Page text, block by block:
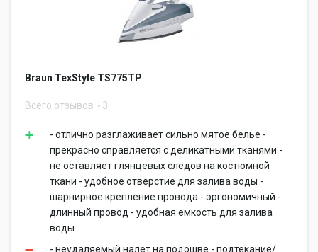
Braun TexStyle TS775TP
Всего отзывов 3
- отлично разглаживает сильно мятое белье -
прекрасно справляется с деликатными тканями -
не оставляет глянцевых следов на костюмной
ткани - удобное отверстие для залива воды -
шарнирное крепление провода - эргономичный -
длинный провод - удобная емкость для залива
воды
- неудаляемый налет на подошве - подтекание/